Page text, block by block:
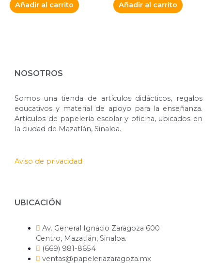
Añadir al carrito Añadir al carrito
NOSOTROS
Somos una tienda de artículos didácticos, regalos
educativos y material de apoyo para la enseñanza.
Artículos de papelería escolar y oficina, ubicados en
la ciudad de Mazatlán, Sinaloa.
Aviso de privacidad
UBICACIÓN
Av. General Ignacio Zaragoza 600
Centro, Mazatlán, Sinaloa.
(669) 981-8654
ventas@papeleriazaragoza.mx